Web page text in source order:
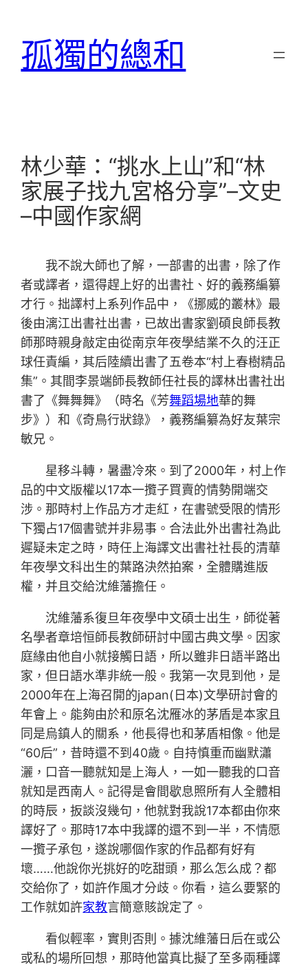
孤獨的總和
林少華：“挑水上山”和“林
家展子找九宮格分享”–文史
–中國作家網
我不說大師也了解，一部書的出書，除了作
者或譯者，還得趕上好的出書社、好的義務編纂
才行。拙譯村上系列作品中，《挪威的叢林》最
後由漓江出書社出書，已故出書家劉碩良師長教
師那時親身敲定由從南京年夜學結業不久的汪正
球任責編，其后陸續出書了五卷本“村上春樹精品
集”。其間李景端師長教師任社長的譯林出書社出
書了《舞舞舞》（時名《芳舞蹈場地華的舞
步》）和《奇鳥行狀錄》，義務編纂為好友葉宗
敏兄。
星移斗轉，暑盡冷來。到了2000年，村上作
品的中文版權以17本一攬子買賣的情勢開端交
涉。那時村上作品方才走紅，在書號受限的情形
下獨占17個書號并非易事。合法此外出書社為此
遲疑未定之時，時任上海譯文出書社社長的清華
年夜學文科出生的葉路決然拍案，全體購進版
權，并且交給沈維藩擔任。
沈維藩系復旦年夜學中文碩士出生，師從著
名學者章培恒師長教師研討中國古典文學。因家
庭緣由他自小就接觸日語，所以雖非日語半路出
家，但日語水準非統一般。我第一次見到他，是
2000年在上海召開的japan(日本)文學研討會的
年會上。能夠由於和原名沈雁冰的茅盾是本家且
同是烏鎮人的關系，他長得也和茅盾相像。他是
“60后”，昔時還不到40歲。自持慎重而幽默瀟
灑，口音一聽就知是上海人，一如一聽我的口音
就知是西南人。記得是會間歇息照所有人全體相
的時辰，扳談沒幾句，他就對我說17本都由你來
譯好了。那時17本中我譯的還不到一半，不情愿
一攬子承包，遂說哪個作家的作品都有好有
壞……他說你光挑好的吃甜頭，那么怎么成？都
交給你了，如許作風才分歧。你看，這么要緊的
工作就如許家教言簡意賅說定了。
看似輕率，實則否則。據沈維藩日后在或公
或私的場所回想，那時他當真比擬了至多兩種譯